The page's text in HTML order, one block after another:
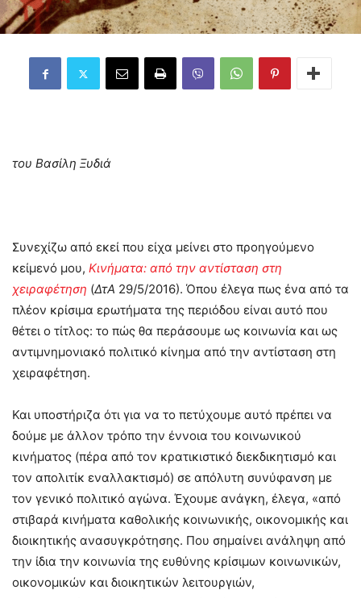
του Βασίλη Ξυδιά
Συνεχίζω από εκεί που είχα μείνει στο προηγούμενο
κείμενό μου, Κινήματα: από την αντίσταση στη
χειραφέτηση (ΔτΑ 29/5/2016). Όπου έλεγα πως ένα από τα
πλέον κρίσιμα ερωτήματα της περιόδου είναι αυτό που
θέτει ο τίτλος: το πώς θα περάσουμε ως κοινωνία και ως
αντιμνημονιακό πολιτικό κίνημα από την αντίσταση στη
χειραφέτηση.
Και υποστήριζα ότι για να το πετύχουμε αυτό πρέπει να
δούμε με άλλον τρόπο την έννοια του κοινωνικού
κινήματος (πέρα από τον κρατικιστικό διεκδικητισμό και
τον απολιτίκ εναλλακτισμό) σε απόλυτη συνύφανση με
τον γενικό πολιτικό αγώνα. Έχουμε ανάγκη, έλεγα, «από
στιβαρά κινήματα καθολικής κοινωνικής, οικονομικής και
διοικητικής ανασυγκρότησης. Που σημαίνει ανάληψη από
την ίδια την κοινωνία της ευθύνης κρίσιμων κοινωνικών,
οικονομικών και διοικητικών λειτουργιών,